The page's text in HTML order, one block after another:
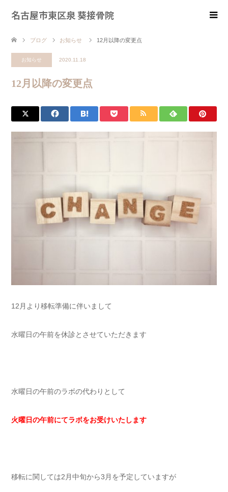
名古屋市東区泉 葵接骨院
ブログ お知らせ 12月以降の変更点
お知らせ 2020.11.18
12月以降の変更点
12月より移転準備に伴いまして
水曜日の午前を休診とさせていただきます
水曜日の午前のラボの代わりとして
火曜日の午前にてラボをお受けいたします
移転に関しては2月中旬から3月を予定していますが